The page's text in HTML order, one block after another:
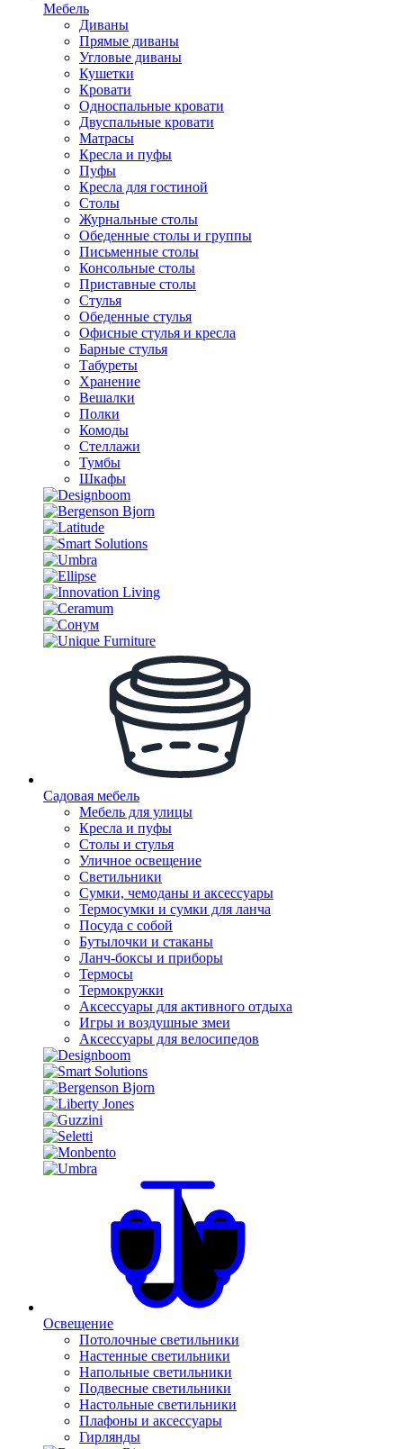
Мебель
Диваны
Прямые диваны
Угловые диваны
Кушетки
Кровати
Односпальные кровати
Двуспальные кровати
Матрасы
Кресла и пуфы
Пуфы
Кресла для гостиной
Столы
Журнальные столы
Обеденные столы и группы
Письменные столы
Консольные столы
Приставные столы
Стулья
Обеденные стулья
Офисные стулья и кресла
Барные стулья
Табуреты
Хранение
Вешалки
Полки
Комоды
Стеллажи
Тумбы
Шкафы
Садовая мебель
Мебель для улицы
Кресла и пуфы
Столы и стулья
Уличное освещение
Светильники
Сумки, чемоданы и аксессуары
Термосумки и сумки для ланча
Посуда с собой
Бутылочки и стаканы
Ланч-боксы и приборы
Термосы
Термокружки
Аксессуары для активного отдыха
Игры и воздушные змеи
Аксессуары для велосипедов
Освещение
Потолочные светильники
Настенные светильники
Напольные светильники
Подвесные светильники
Настольные светильники
Плафоны и аксессуары
Гирлянды